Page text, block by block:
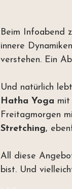
Beim Infoabend
innere
verstehen. Ein
Und natürlich
Hatha Yoga mit
Freitagmorgen
Stretching,
All diese
bist. Und